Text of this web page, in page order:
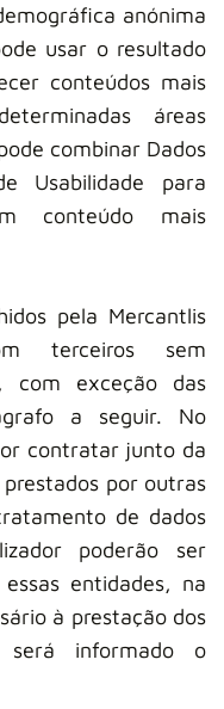
anónima
usar o resultado
conteúdos mais
áreas
combinar Dados
Usabilidade para
conteúdo mais
pela Mercantlis
terceiros sem
com exceção das
a seguir. No
contratar junto da
por outras
de dados
poderão ser
entidades, na
à prestação dos
será informado o